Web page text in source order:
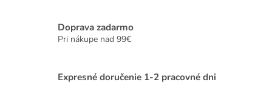
Doprava zadarmo
Pri nákupe nad 99€
Expresné doručenie 1-2 pracovné dni